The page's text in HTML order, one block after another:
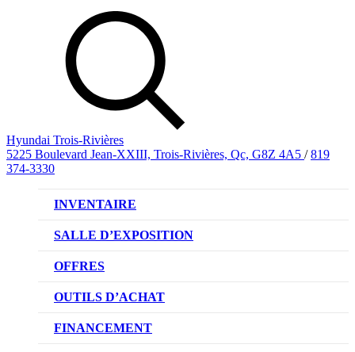
Hyundai Trois-Rivières
5225 Boulevard Jean-XXIII, Trois-Rivières, Qc, G8Z 4A5 / 819
374-3330
INVENTAIRE
VÉHICULES NEUFS
VÉHICULES D’OCCASION
SALLE D’EXPOSITION
OFFRES
OFFRE DE VÉHICULES NEUFS
OFFRES DU CONCESSIONNAIRE
OUTILS D’ACHAT
CL!QUEZ ET ACHETEZ HYUNDAI
FINANCEMENT